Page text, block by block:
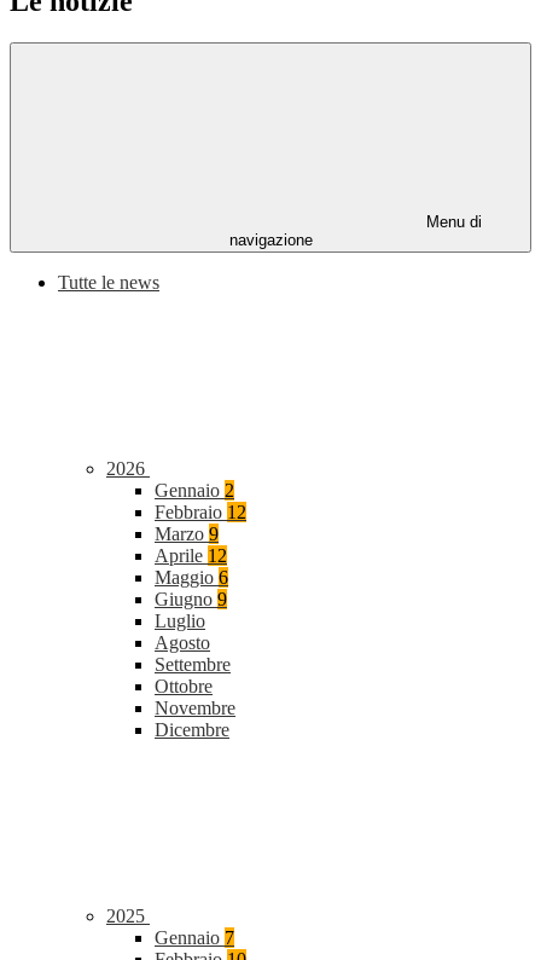
Menu di
navigazione
Tutte le news
2026
Gennaio 2
Febbraio 12
Marzo 9
Aprile 12
Maggio 6
Giugno 9
Luglio
Agosto
Settembre
Ottobre
Novembre
Dicembre
2025
Gennaio 7